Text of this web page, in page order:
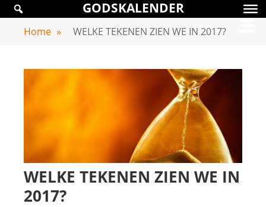
Skip
content
GODSKALENDER
GODSKALENDER
Home » WELKE TEKENEN ZIEN WE IN 2017?
WELKE TEKENEN ZIEN WE IN
2017?